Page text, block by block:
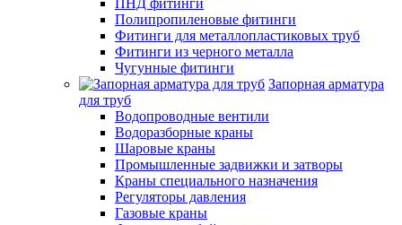
ПНД фитинги
Полипропиленовые фитинги
Фитинги для металлопластиковых труб
Фитинги из черного металла
Чугунные фитинги
Запорная арматура
для труб
Водопроводные вентили
Водоразборные краны
Шаровые краны
Промышленные задвижки и затворы
Краны специального назначения
Регуляторы давления
Газовые краны